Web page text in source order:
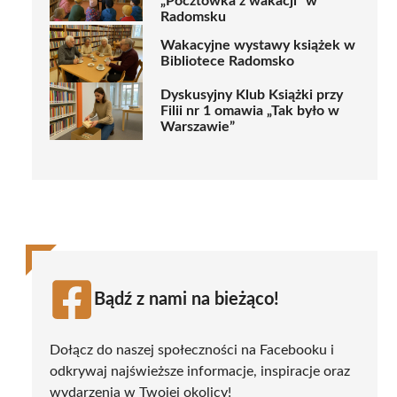
Radomsku
Wakacyjne wystawy książek w
Bibliotece Radomsko
Dyskusyjny Klub Książki przy
Filii nr 1 omawia „Tak było w
Warszawie”
Bądź z nami na bieżąco!
Dołącz do naszej społeczności na Facebooku i
odkrywaj najświeższe informacje, inspiracje oraz
wydarzenia w Twojej okolicy!